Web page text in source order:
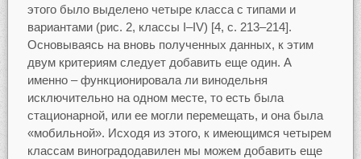
этого было выделено четыре класса с типами и
вариантами (рис. 2, классы I–IV) [4, с. 213–214].
Основываясь на вновь полученных данных, к этим
двум критериям следует добавить еще один. А
именно – функционировала ли винодельня
исключительно на одном месте, то есть была
стационарной, или ее могли перемещать, и она была
«мобильной». Исходя из этого, к имеющимся четырем
классам виноградодавилен мы можем добавить еще